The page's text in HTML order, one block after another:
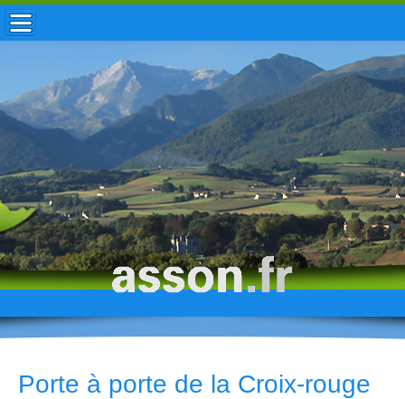
ACCUEIL / INFOS
MUNICIPALITÉ
VIE LOCALE
ENFANCE
TOURISME
HISTOIRE
Porte à porte de la Croix-rouge